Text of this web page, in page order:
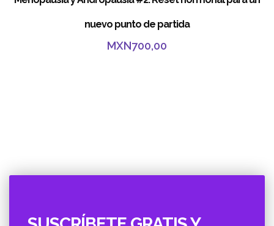
nuevo punto de partida
MXN700,00